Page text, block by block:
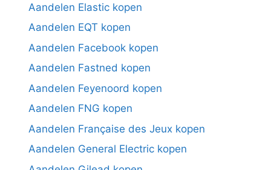
Aandelen Elastic kopen
Aandelen EQT kopen
Aandelen Facebook kopen
Aandelen Fastned kopen
Aandelen Feyenoord kopen
Aandelen FNG kopen
Aandelen Française des Jeux kopen
Aandelen General Electric kopen